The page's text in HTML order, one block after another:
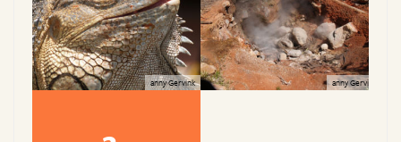
anny Gervink anny Gervink